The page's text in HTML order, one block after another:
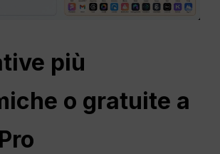
più
o gratuite a